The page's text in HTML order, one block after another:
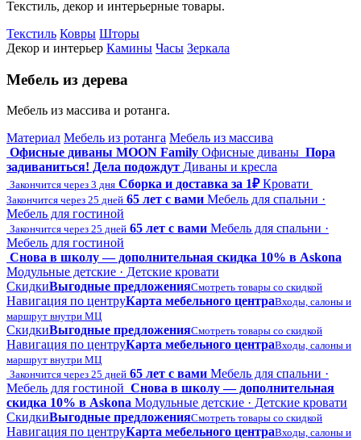
Текстиль, декор и интерьерные товары.
Текстиль Ковры Шторы
Декор и интерьер Камины Часы Зеркала
Мебель из дерева
Мебель из массива и ротанга.
Материал Мебель из ротанга Мебель из массива
Офисные диваны MOON Family Офисные диваны Пора
задиваниться! Дела подождут Диваны и кресла
Закончится через 3 дня Сборка и доставка за 1₽ Кровати
Закончится через 25 дней 65 лет с вами Мебель для спальни ·
Мебель для гостиной
Закончится через 25 дней 65 лет с вами Мебель для спальни ·
Мебель для гостиной
Снова в школу — дополнительная скидка 10% в Askona
Модульные детские · Детские кровати
СкидкиВыгодные предложенияСмотреть товары со скидкой
Навигация по центруКарта мебельного центраВходы, салоны и
маршрут внутри МЦ
СкидкиВыгодные предложенияСмотреть товары со скидкой
Навигация по центруКарта мебельного центраВходы, салоны и
маршрут внутри МЦ
Закончится через 25 дней 65 лет с вами Мебель для спальни ·
Мебель для гостиной Снова в школу — дополнительная
скидка 10% в Askona Модульные детские · Детские кровати
СкидкиВыгодные предложенияСмотреть товары со скидкой
Навигация по центруКарта мебельного центраВходы, салоны и